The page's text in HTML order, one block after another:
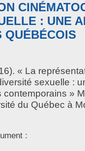
: UNE
QUÉBÉCOIS
« La
sexuelle :
contemporains »
du Québec à
: